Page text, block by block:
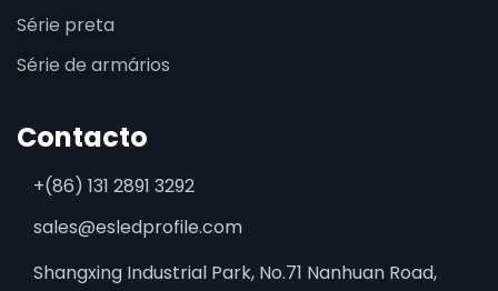
Série preta
Série de armários
Contacto
+(86) 131 2891 3292
sales@esledprofile.com
Shangxing Industrial Park, No.71 Nanhuan Road,